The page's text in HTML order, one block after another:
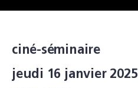
ciné-séminaire
jeudi 16 janvier 2025